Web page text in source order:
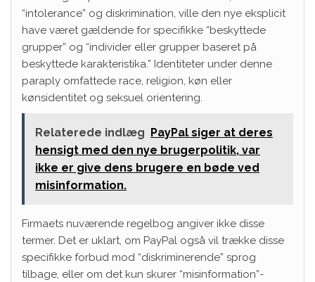
“intolerance” og diskrimination, ville den nye eksplicit
have været gældende for specifikke “beskyttede
grupper” og “individer eller grupper baseret på
beskyttede karakteristika.” Identiteter under denne
paraply omfattede race, religion, køn eller
kønsidentitet og seksuel orientering.
Relaterede indlæg PayPal siger at deres
hensigt med den nye brugerpolitik, var
ikke er give dens brugere en bøde ved
misinformation.
Firmaets nuværende regelbog angiver ikke disse
termer. Det er uklart, om PayPal også vil trække disse
specifikke forbud mod “diskriminerende” sprog
tilbage, eller om det kun skurer “misinformation”-